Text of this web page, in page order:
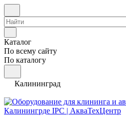
Каталог
По всему сайту
По каталогу
Калининград